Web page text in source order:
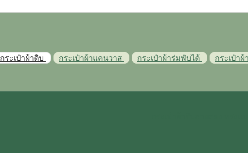
กระเป๋าผ้าดิบ กระเป๋าผ้าแคนวาส กระเป๋าผ้าร่มพับได้ กระเป๋าผ้